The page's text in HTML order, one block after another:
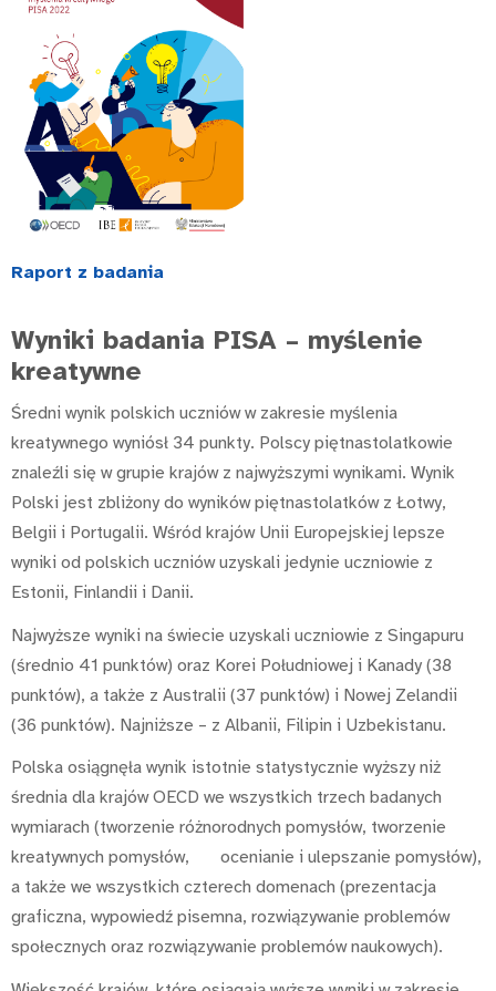
Raport z badania
Wyniki badania PISA – myślenie
kreatywne
Średni wynik polskich uczniów w zakresie myślenia
kreatywnego wyniósł 34 punkty. Polscy piętnastolatkowie
znaleźli się w grupie krajów z najwyższymi wynikami. Wynik
Polski jest zbliżony do wyników piętnastolatków z Łotwy,
Belgii i Portugalii. Wśród krajów Unii Europejskiej lepsze
wyniki od polskich uczniów uzyskali jedynie uczniowie z
Estonii, Finlandii i Danii.
Najwyższe wyniki na świecie uzyskali uczniowie z Singapuru
(średnio 41 punktów) oraz Korei Południowej i Kanady (38
punktów), a także z Australii (37 punktów) i Nowej Zelandii
(36 punktów). Najniższe – z Albanii, Filipin i Uzbekistanu.
Polska osiągnęła wynik istotnie statystycznie wyższy niż
średnia dla krajów OECD we wszystkich trzech badanych
wymiarach (tworzenie różnorodnych pomysłów, tworzenie
kreatywnych pomysłów, ocenianie i ulepszanie pomysłów),
a także we wszystkich czterech domenach (prezentacja
graficzna, wypowiedź pisemna, rozwiązywanie problemów
społecznych oraz rozwiązywanie problemów naukowych).